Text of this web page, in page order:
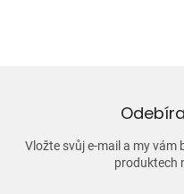
Vložte svůj e-mail a my vám
produktech